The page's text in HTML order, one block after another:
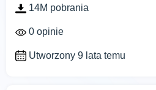
14M pobrania
0 opinie
Utworzony 9 lata temu